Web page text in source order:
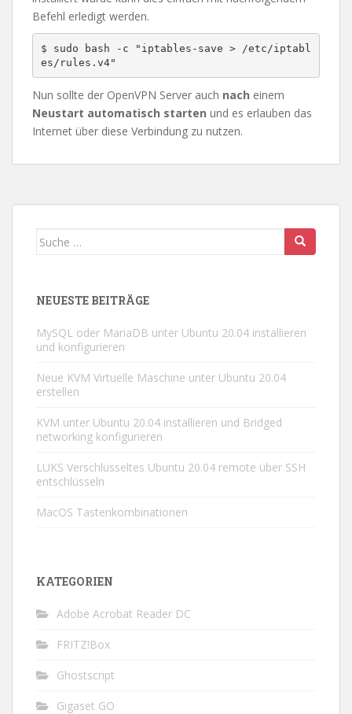
Befehl erledigt werden.
$ sudo bash -c "iptables-save > /etc/iptabl
es/rules.v4"
Nun sollte der OpenVPN Server auch nach einem
Neustart automatisch starten und es erlauben das
Internet über diese Verbindung zu nutzen.
Suche
NEUESTE BEITRÄGE
MySQL oder MariaDB unter Ubuntu 20.04 installieren
und konfigurieren
Neue KVM Virtuelle Maschine unter Ubuntu 20.04
erstellen
KVM unter Ubuntu 20.04 installieren und Bridged
networking konfigurieren
LUKS Verschlüsseltes Ubuntu 20.04 remote über SSH
entschlüsseln
MacOS Tastenkombinationen
KATEGORIEN
Adobe Acrobat Reader DC
FRITZ!Box
Ghostscript
Gigaset GO